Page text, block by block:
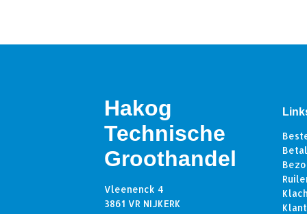
Hakog
Technische
Groothandel
Vleenenck 4
3861 VR NIJKERK